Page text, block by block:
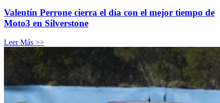
Valentín Perrone cierra el día con el mejor tiempo de
Moto3 en Silverstone
Leer Más >>